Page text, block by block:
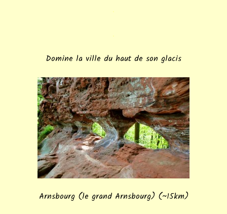
.
.
Domine la ville du haut de son glacis
Arnsbourg (le grand Arnsbourg) (~15km)